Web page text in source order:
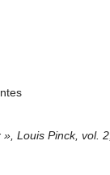
», Louis Pinck, vol.